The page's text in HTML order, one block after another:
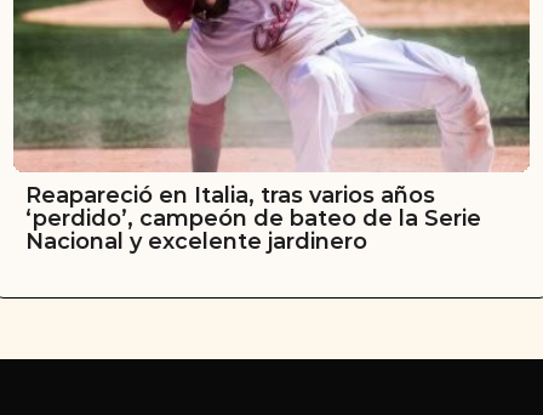
Reapareció en Italia, tras varios años
‘perdido’, campeón de bateo de la Serie
Nacional y excelente jardinero